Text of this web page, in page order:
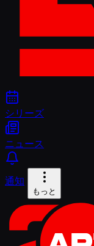
シリーズ
ニュース
通知
もっと